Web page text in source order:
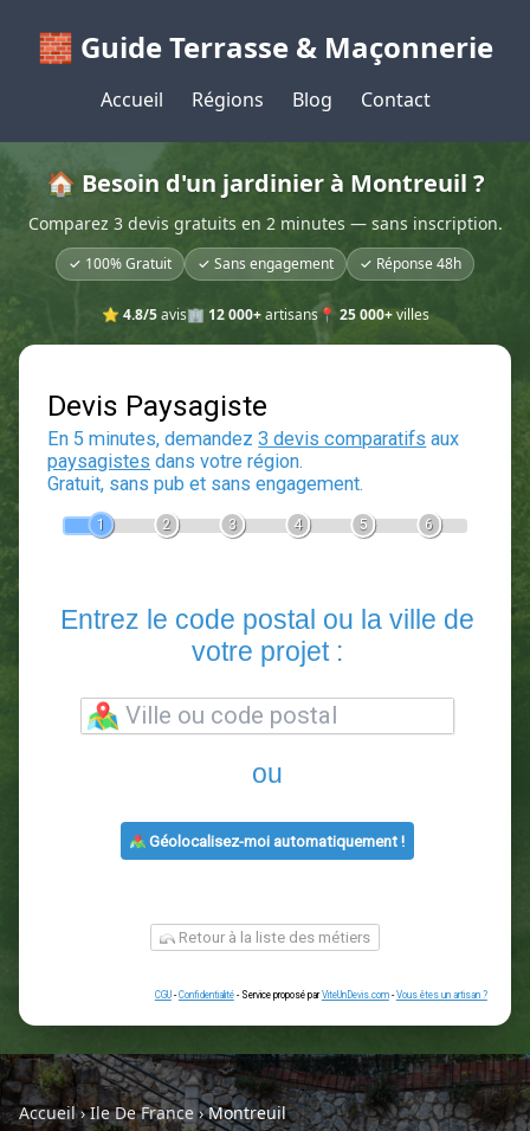
🧱 Guide Terrasse & Maçonnerie
Accueil Régions Blog Contact
🏠 Besoin d'un jardinier à Montreuil ?
Comparez 3 devis gratuits en 2 minutes — sans inscription.
✓ 100% Gratuit ✓ Sans engagement ✓ Réponse 48h
⭐ 4.8/5avis🏢 12 000+artisans📍 25 000+villes
Devis Paysagiste
En 5 minutes, demandez3 devis comparatifs
votre projet :
ou
Géolocalisez-moi automatiquement !
Accueil›Ile De France›Montreuil